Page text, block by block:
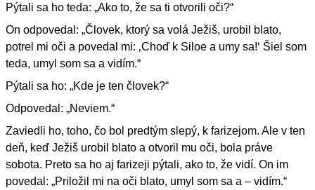
Pýtali sa ho teda: „Ako to, že sa ti otvorili oči?“
On odpovedal: „Človek, ktorý sa volá Ježiš, urobil blato,
potrel mi oči a povedal mi: ‚Choď k Siloe a umy sa!‘ Šiel som
teda, umyl som sa a vidím.“
Pýtali sa ho: „Kde je ten človek?“
Odpovedal: „Neviem.“
Zaviedli ho, toho, čo bol predtým slepý, k farizejom. Ale v ten
deň, keď Ježiš urobil blato a otvoril mu oči, bola práve
sobota. Preto sa ho aj farizeji pýtali, ako to, že vidí. On im
povedal: „Priložil mi na oči blato, umyl som sa a – vidím.“